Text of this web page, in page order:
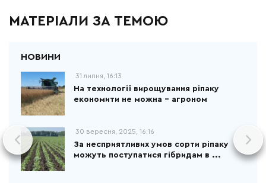
МАТЕРІАЛИ ЗА ТЕМОЮ
31 липня, 16:13
На технології вирощування ріпаку
економити не можна – агроном
30 вересня, 2025, 16:16
За несприятливих умов сорти ріпаку
можуть поступатися гібридам в ...